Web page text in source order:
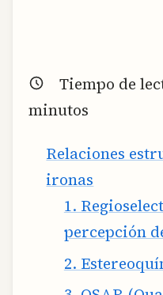
Tiempo de
minutos
Relaciones
ironas
1.
percepción
2.